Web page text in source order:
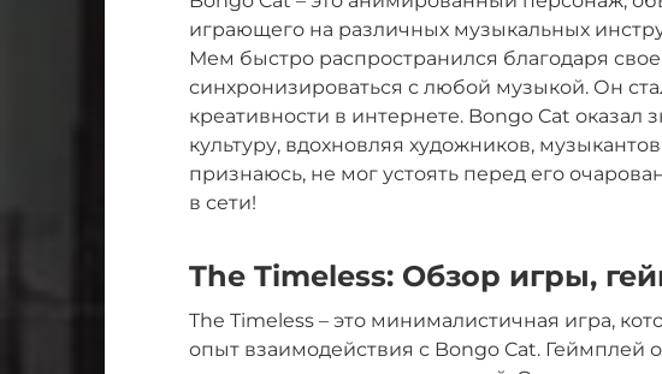
играющего на различных музыкальных
Мем быстро распространился благодаря
синхронизироваться с любой музыкой. Он
креативности в интернете. Bongo Cat оказал
культуру, вдохновляя художников,
признаюсь, не мог устоять перед его
в сети!
The Timeless: Обзор игры,
The Timeless – это минималистичная игра,
опыт взаимодействия с Bongo Cat. Геймплей